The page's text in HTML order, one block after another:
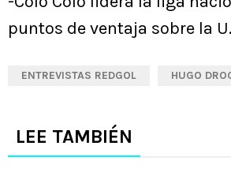
puntos de ventaja sobre la U.
ENTREVISTAS REDGOL HUGO
LEE TAMBIÉN